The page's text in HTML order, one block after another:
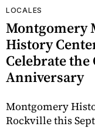
LOCALES
Montgomery
History
Celebrate the
Anniversary
Montgomery
Rockville this